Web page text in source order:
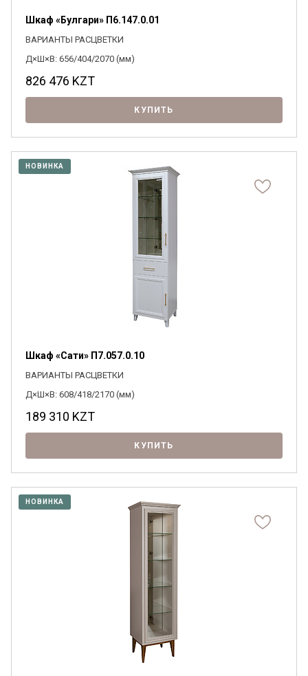
Шкаф «Булгари» П6.147.0.01
ВАРИАНТЫ РАСЦВЕТКИ
Д×Ш×В: 656/404/2070 (мм)
826 476 KZT
КУПИТЬ
НОВИНКА
Шкаф «Сати» П7.057.0.10
ВАРИАНТЫ РАСЦВЕТКИ
Д×Ш×В: 608/418/2170 (мм)
189 310 KZT
КУПИТЬ
НОВИНКА